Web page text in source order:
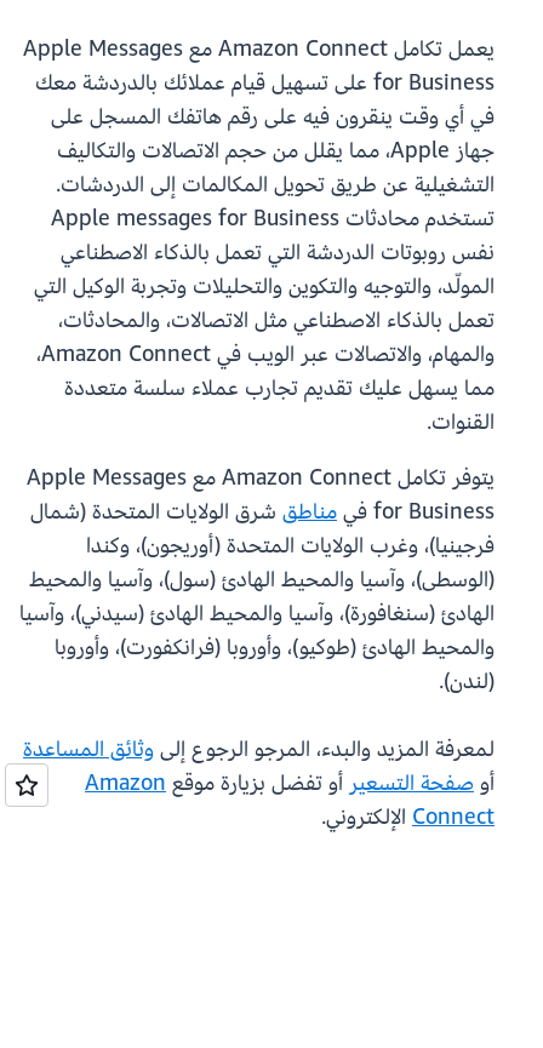
يعمل تكامل Amazon Connect مع Apple Messages
for Business على تسهيل قيام عملائك بالدردشة معك
في أي وقت ينقرون فيه على رقم هاتفك المسجل على
جهاز Apple، مما يقلل من حجم الاتصالات والتكاليف
التشغيلية عن طريق تحويل المكالمات إلى الدردشات.
تستخدم محادثات Apple messages for Business
نفس روبوتات الدردشة التي تعمل بالذكاء الاصطناعي
المولّد، والتوجيه والتكوين والتحليلات وتجربة الوكيل التي
تعمل بالذكاء الاصطناعي مثل الاتصالات، والمحادثات،
والمهام، والاتصالات عبر الويب في Amazon Connect،
مما يسهل عليك تقديم تجارب عملاء سلسة متعددة
القنوات.
يتوفر تكامل Amazon Connect مع Apple Messages
for Business في
مناطق شرق الولايات المتحدة (شمال
فرجينيا)، وغرب الولايات المتحدة (أوريجون)، وكندا
(الوسطى)، وآسيا والمحيط الهادئ (سول)، وآسيا والمحيط
الهادئ (سنغافورة)، وآسيا والمحيط الهادئ (سيدني)، وآسيا
والمحيط الهادئ (طوكيو)، وأوروبا (فرانكفورت)، وأوروبا
(لندن).
لمعرفة المزيد والبدء، المرجو الرجوع إلىوثائق المساعدة
أو صفحة التسعير أو تفضل بزيارة موقعAmazon
Connect الإلكتروني.